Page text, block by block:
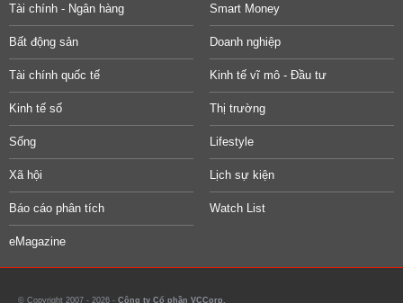
Tài chính - Ngân hàng Smart Money
Bất động sản Doanh nghiệp
Tài chính quốc tế Kinh tế vĩ mô - Đầu tư
Kinh tế số Thị trường
Sống Lifestyle
Xã hội Lịch sự kiện
Báo cáo phân tích Watch List
eMagazine
© Copyright 2007 - 2026 - Công ty Cổ phần VCCorp.